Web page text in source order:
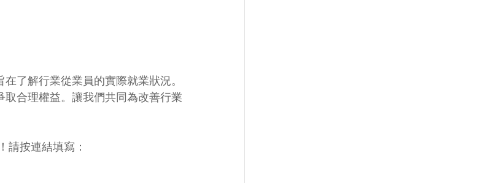
了解行業從業員的實際就業狀況。
合理權益。讓我們共同為改善行業
請按連結填寫：